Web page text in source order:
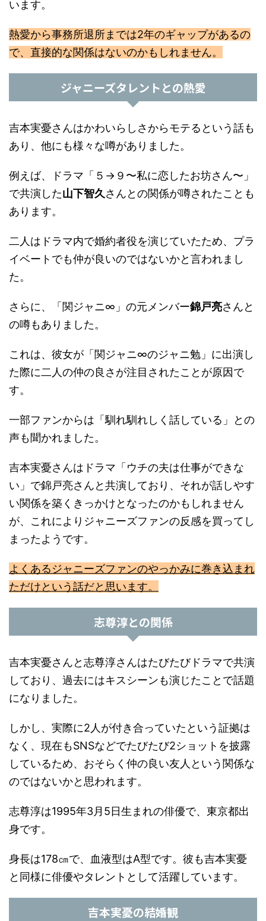
います。
熱愛から事務所退所までは2年のギャップがあるの
で、直接的な関係はないのかもしれません。
ジャニーズタレントとの熱愛
吉本実憂さんはかわいらしさからモテるという話も
あり、他にも様々な噂がありました。
例えば、ドラマ「５→９〜私に恋したお坊さん〜」
で共演した山下智久さんとの関係が噂されたことも
あります。
二人はドラマ内で婚約者役を演じていたため、プラ
イベートでも仲が良いのではないかと言われまし
た。
さらに、「関ジャニ∞」の元メンバー錦戸亮さんと
の噂もありました。
これは、彼女が「関ジャニ∞のジャニ勉」に出演し
た際に二人の仲の良さが注目されたことが原因で
す。
一部ファンからは「馴れ馴れしく話している」との
声も聞かれました。
吉本実憂さんはドラマ「ウチの夫は仕事ができな
い」で錦戸亮さんと共演しており、それが話しやす
い関係を築くきっかけとなったのかもしれません
が、これによりジャニーズファンの反感を買ってし
まったようです。
よくあるジャニーズファンのやっかみに巻き込まれ
ただけという話だと思います。
志尊淳との関係
吉本実憂さんと志尊淳さんはたびたびドラマで共演
しており、過去にはキスシーンも演じたことで話題
になりました。
しかし、実際に2人が付き合っていたという証拠は
なく、現在もSNSなどでたびたび2ショットを披露
しているため、おそらく仲の良い友人という関係な
のではないかと思われます。
志尊淳は1995年3月5日生まれの俳優で、東京都出
身です。
身長は178㎝で、血液型はA型です。彼も吉本実憂
と同様に俳優やタレントとして活躍しています。
吉本実憂の結婚観